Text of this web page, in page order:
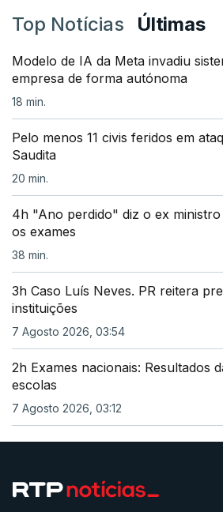
Top Notícias Últimas
Modelo de IA da Meta invadiu
empresa de forma autónoma
18 min.
Pelo menos 11 civis feridos em
Saudita
20 min.
4h "Ano perdido" diz o ex
os exames
38 min.
3h Caso Luís Neves. PR reitera
instituições
7 Agosto 2026, 03:54
2h Exames nacionais: Resultados
escolas
7 Agosto 2026, 03:12